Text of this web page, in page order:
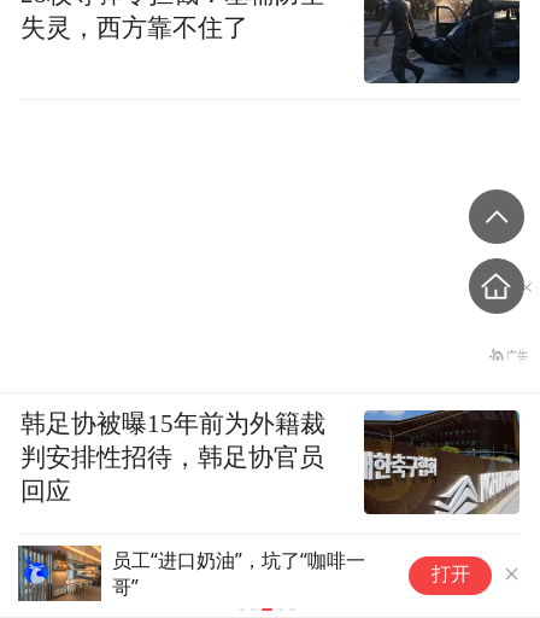
员工“进口奶油”，坑了“咖啡一
哥”
打开
失灵，西方靠不住了
韩足协被曝15年前为外籍裁
判安排性招待，韩足协官员
回应